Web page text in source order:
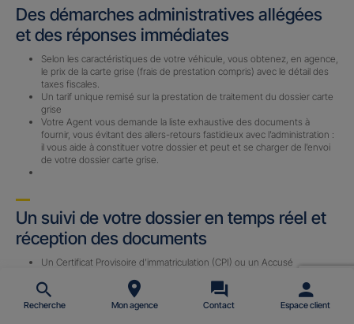
Des démarches administratives allégées
et des réponses immédiates
Selon les caractéristiques de votre véhicule, vous obtenez, en agence,
le prix de la carte grise (frais de prestation compris) avec le détail des
taxes fiscales.
Un tarif unique remisé sur la prestation de traitement du dossier carte
grise
Votre Agent vous demande la liste exhaustive des documents à
fournir, vous évitant des allers-retours fastidieux avec l’administration :
il vous aide à constituer votre dossier et peut et se charger de l’envoi
de votre dossier carte grise.
Un suivi de votre dossier en temps réel et
réception des documents
Un Certificat Provisoire d’immatriculation (CPI) ou un Accusé
envoyé par email (sous 24 h) avec le n° d’immatriculation définitif une
fois le dossier complet reçu par notre prestataire.
Recherche Mon agence Contact Espace client